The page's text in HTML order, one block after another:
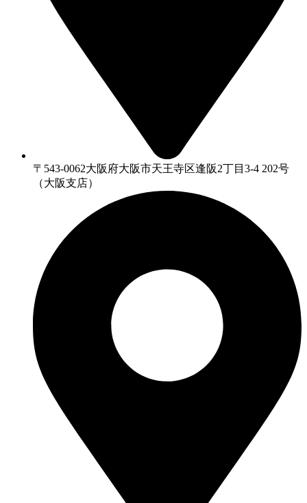
〒543-0062大阪府大阪市天王寺区逢阪2丁目3-4 202号
（大阪支店）